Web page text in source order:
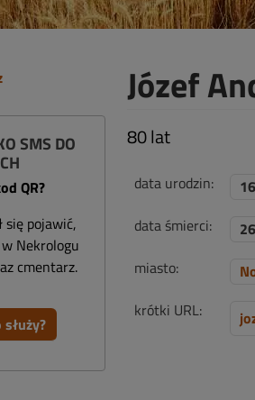
SMS DO
QR?
się pojawić,
Nekrologu
cmentarz.
Józef
80 lat
data urodzin:
data śmierci:
miasto:
krótki URL: